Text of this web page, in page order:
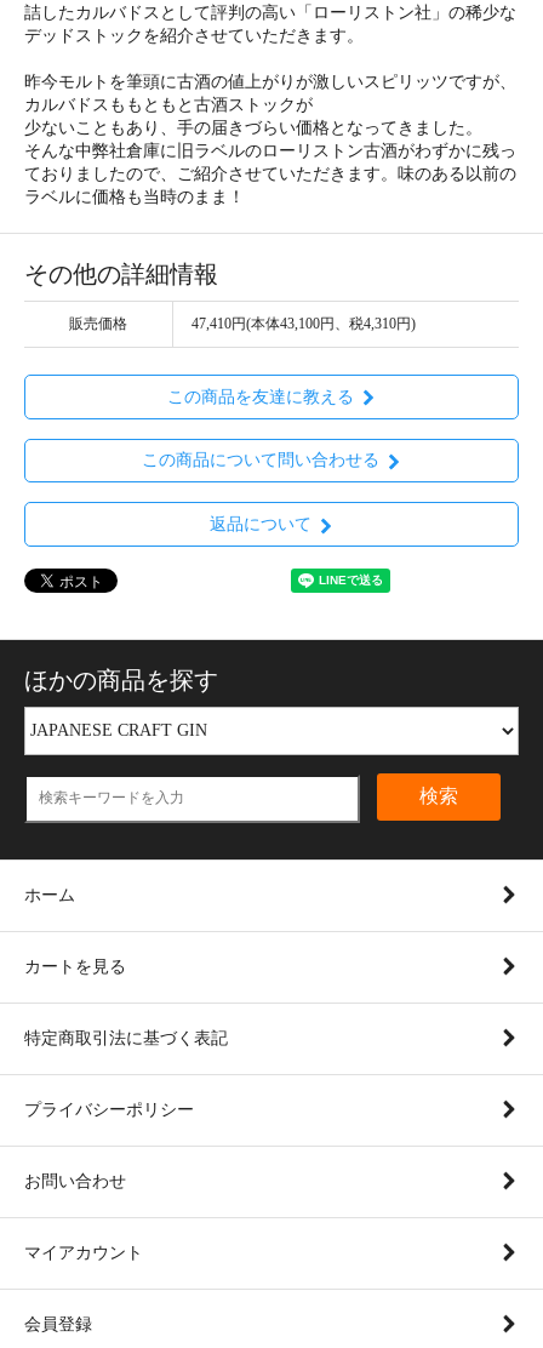
詰したカルバドスとして評判の高い「ローリストン社」の稀少な
デッドストックを紹介させていただきます。
昨今モルトを筆頭に古酒の値上がりが激しいスピリッツですが、
カルバドスももともと古酒ストックが
少ないこともあり、手の届きづらい価格となってきました。
そんな中弊社倉庫に旧ラベルのローリストン古酒がわずかに残っ
ておりましたので、ご紹介させていただきます。味のある以前の
ラベルに価格も当時のまま！
その他の詳細情報
販売価格 47,410円(本体43,100円、税4,310円)
この商品を友達に教える
この商品について問い合わせる
返品について
ほかの商品を探す
検索
ホーム
カートを見る
特定商取引法に基づく表記
プライバシーポリシー
お問い合わせ
マイアカウント
会員登録